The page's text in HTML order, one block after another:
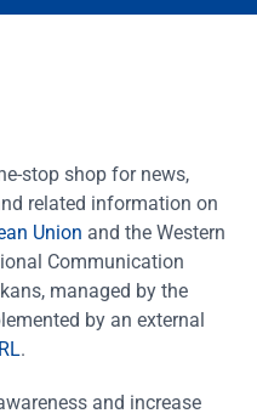
stop shop for news,
related information on
Union and the Western
Communication
managed by the
by an external
.
and increase